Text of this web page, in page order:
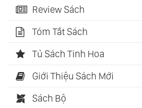
Review Sách
Tóm Tắt Sách
Tủ Sách Tinh Hoa
Giới Thiệu Sách Mới
Sách Bộ